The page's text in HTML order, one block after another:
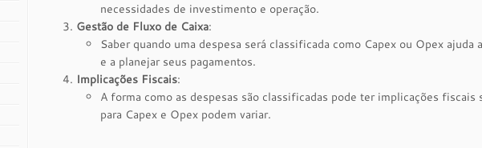
necessidades de investimento e operação.
Gestão de Fluxo de Caixa:
Saber quando uma despesa será classificada como Capex ou Opex
e a planejar seus pagamentos.
Implicações Fiscais:
A forma como as despesas são classificadas pode ter implicações
para Capex e Opex podem variar.